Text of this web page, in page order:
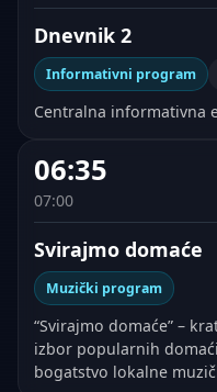
Dnevnik 2
Informativni program
Centralna informativna
06:35
07:00
Svirajmo domaće
Muzički program
“Svirajmo domaće” –
izbor popularnih
bogatstvo lokalne